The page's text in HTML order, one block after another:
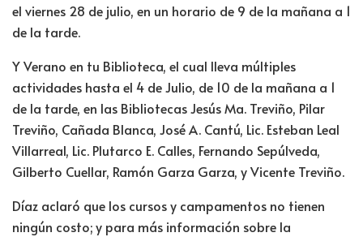
el viernes 28 de julio, en un horario de 9 de la mañana a 1
de la tarde.
Y Verano en tu Biblioteca, el cual lleva múltiples
actividades hasta el 4 de Julio, de 10 de la mañana a 1
de la tarde, en las Bibliotecas Jesús Ma. Treviño, Pilar
Treviño, Cañada Blanca, José A. Cantú, Lic. Esteban Leal
Villarreal, Lic. Plutarco E. Calles, Fernando Sepúlveda,
Gilberto Cuellar, Ramón Garza Garza, y Vicente Treviño.
Díaz aclaró que los cursos y campamentos no tienen
ningún costo; y para más información sobre la